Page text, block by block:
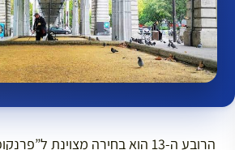
הרובע ה-13 הוא בחירה מצוינת